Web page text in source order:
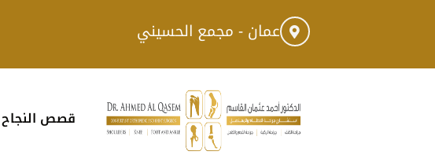
عمان - مجمع الحسيني
قصص النجاح